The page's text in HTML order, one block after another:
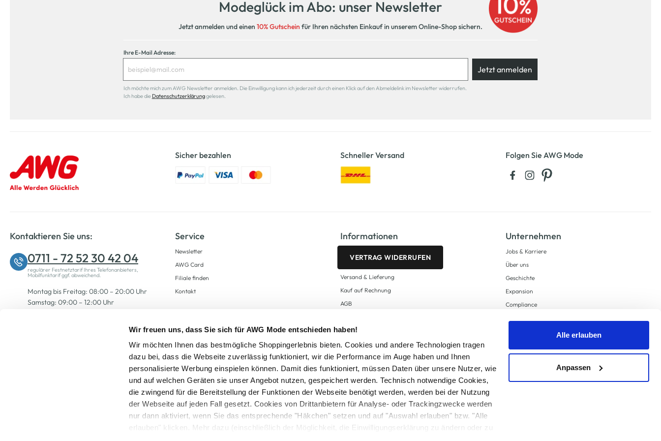
Wir freuen uns, dass Sie sich für AWG Mode entschieden haben!
Wir möchten Ihnen das bestmögliche Shoppingerlebnis bieten. Cookies und andere Technologien tragen
dazu bei, dass die Webseite zuverlässig funktioniert, wir die Performance im Auge haben und Ihnen
personalisierte Werbung einspielen können. Damit dies funktioniert, müssen Daten über unsere Nutzer, wie
und auf welchen Geräten sie unser Angebot nutzen, gespeichert werden. Technisch notwendige Cookies,
die zwingend für die Bereitstellung der Funktionen der Webseite benötigt werden, werden bei der Nutzung
der Webseite auf jeden Fall gesetzt. Cookies von Drittanbietern für Analyse- oder Trackingzwecke werden
nur dann aktiviert, wenn Sie das entsprechende "Häkchen" setzen und auf "Auswahl erlauben" bzw. "Alle
erlauben" klicken. Mehr dazu (einschließlich der Möglichkeit, die Einwilligungserklärung zu ändern oder zu
Alle erlauben
Anpassen
Modeglück im Abo: unser Newsletter
Jetzt anmelden und einen 10% Gutschein für Ihren nächsten Einkauf in unserem Online-Shop sichern.
Ihre E-Mail Adresse:
Jetzt anmelden
Ich möchte mich zum AWG Newsletter anmelden. Die Einwilligung kann ich jederzeit durch einen Klick auf den Abmeldelink im Newsletter widerrufen.
Ich habe die Datenschutzerklärunggelesen.
Sicher bezahlen Schneller Versand Folgen Sie AWG Mode
Kontaktieren Sie uns:
0711 - 72 52 30 42 04
regulärer Festnetztarif Ihres Telefonanbieters,
Mobilfunktarif ggf. abweichend.
Montag bis Freitag: 08:00 – 20:00 Uhr
Samstag: 09:00 – 12:00 Uhr
Service
Newsletter
AWG Card
Filiale finden
Kontakt
Informationen
VERTRAG WIDERRUFEN
Versand & Lieferung
Kauf auf Rechnung
AGB
Zahlungsarten
Datenschutz
AWG CARD Teilnahmebedingungen
Unternehmen
Jobs & Karriere
Über uns
Geschichte
Expansion
Compliance
Supply Chain Due Diligence
Alle Preise inkl. gesetzl. Mehrwertsteuer zzgl.